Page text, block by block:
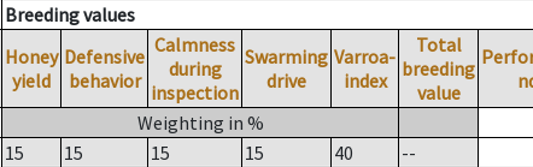
Breeding values
Honey
yield
Defensive
behavior
Calmness
during
inspection
Swarming
drive
Varroa-
index
Total
breeding
value
Weighting in %
15
15 15 15 40
--